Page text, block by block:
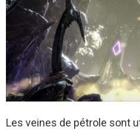
Les veines de pétrole sont